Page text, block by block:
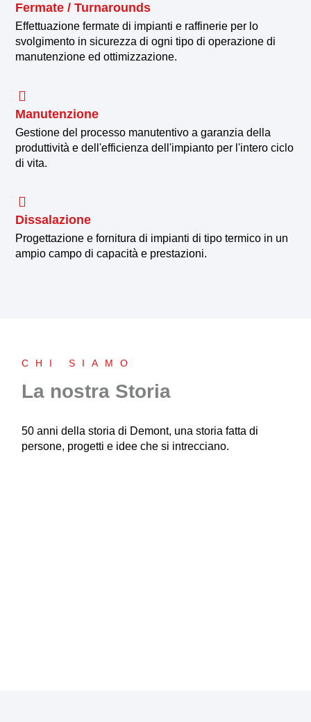
Fermate / Turnarounds
Effettuazione fermate di impianti e raffinerie per lo
svolgimento in sicurezza di ogni tipo di operazione di
manutenzione ed ottimizzazione.
Manutenzione
Gestione del processo manutentivo a garanzia della
produttività e dell'efficienza dell'impianto per l'intero ciclo
di vita.
Dissalazione
Progettazione e fornitura di impianti di tipo termico in un
ampio campo di capacità e prestazioni.
CHI SIAMO
La nostra Storia
50 anni della storia di Demont, una storia fatta di
persone, progetti e idee che si intrecciano.